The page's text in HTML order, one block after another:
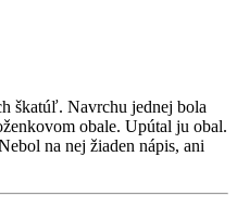
škatúľ. Navrchu jednej bola
obale. Upútal ju obal.
na nej žiaden nápis, ani